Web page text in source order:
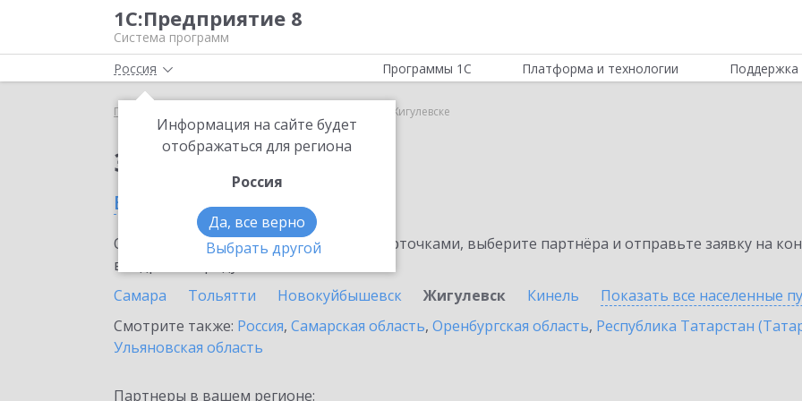
1С:Предприятие 8
Система программ
Россия
Информация на сайте будет
отображаться для региона
Россия
Да, все верно
Выбрать другой
Программы 1С Платформа и технологии Поддержка
Главная 1С:МДЛП в Жигулевске
Заказать 1С:МДЛП
в Жигулевске
Ознакомьтесь с информационными карточками, выберите партнёра и отправьте заявку на
внедрение продукта.
Самара
Тольятти Новокуйбышевск Жигулевск Кинель Показать все населенные
Смотрите также: Россия, Самарская область, Оренбургская область, Республика Татарстан
Ульяновская область
Партнеры в вашем регионе: